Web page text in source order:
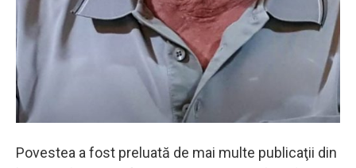
Povestea a fost preluată de mai multe publicaţii din